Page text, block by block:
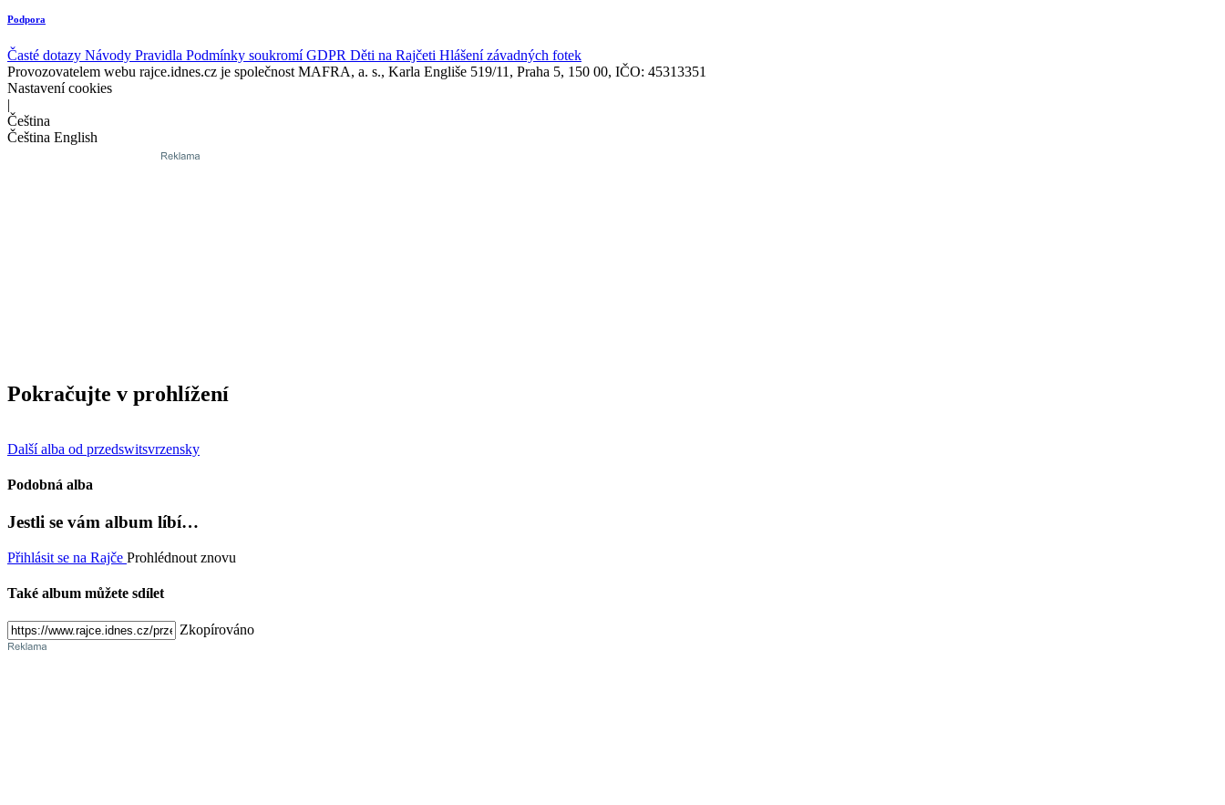
Podpora
Časté dotazy Návody Pravidla Podmínky soukromíGDPR Děti na Rajčeti Hlášení závadných fotek
Provozovatelem webu rajce.idnes.cz je společnost MAFRA, a. s., Karla Engliše 519/11, Praha 5, 150 00, IČO: 45313351
Nastavení cookies
|
Čeština
Čeština English
Pokračujte v prohlížení
Další alba od przedswitsvrzensky
Podobná alba
Jestli se vám album líbí…
Přihlásit se na Rajče Prohlédnout znovu
Také album můžete sdílet
Zkopírováno